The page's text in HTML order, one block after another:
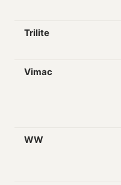
Trilite
Vimac
WW